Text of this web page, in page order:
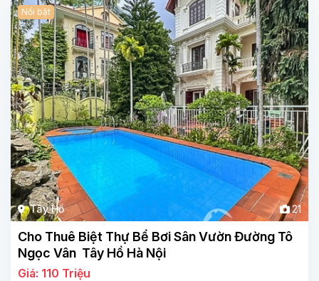
Tây Hồ 21
Nổi bật
Cho Thuê Biệt Thự Bể Bơi Sân Vườn Đường Tô
Ngọc Vân Tây Hồ Hà Nội
Giá: 110 Triệu